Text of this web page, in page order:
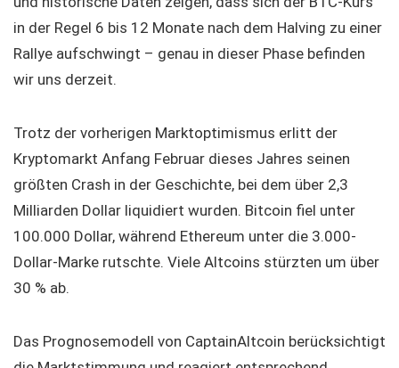
in der Regel 6 bis 12 Monate nach dem Halving zu einer
Rallye aufschwingt – genau in dieser Phase befinden
wir uns derzeit.
Trotz der vorherigen Marktoptimismus erlitt der
Kryptomarkt Anfang Februar dieses Jahres seinen
größten Crash in der Geschichte, bei dem über 2,3
Milliarden Dollar liquidiert wurden. Bitcoin fiel unter
100.000 Dollar, während Ethereum unter die 3.000-
Dollar-Marke rutschte. Viele Altcoins stürzten um über
30 % ab.
Das Prognosemodell von CaptainAltcoin berücksichtigt